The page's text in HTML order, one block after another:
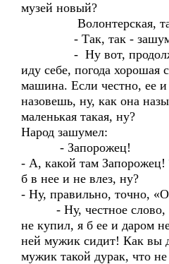
музей новый?
Волонтерская,
- Так, так -
- Ну вот,
иду себе, погода хорошая
машина. Если честно, ее
назовешь, ну, как она
маленькая такая, ну?
Народ зашумел:
- Запорожец!
- А, какой там Запорожец!
б в нее и не влез, ну?
- Ну, правильно, точно,
- Ну, честное слово, я
не купил, я б ее и даром
ней мужик сидит! Как вы
мужик такой дурак, что